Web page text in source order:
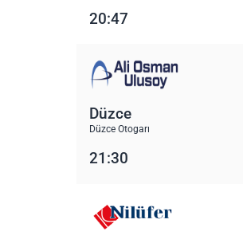
20:47
Düzce
Düzce Otogarı
21:30